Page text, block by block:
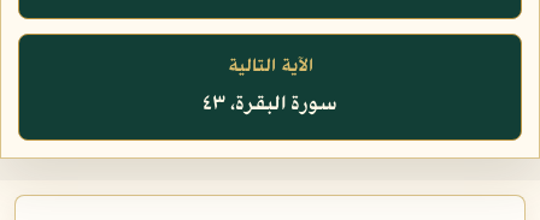
الآية التالية
سورة البقرة، ٤٣